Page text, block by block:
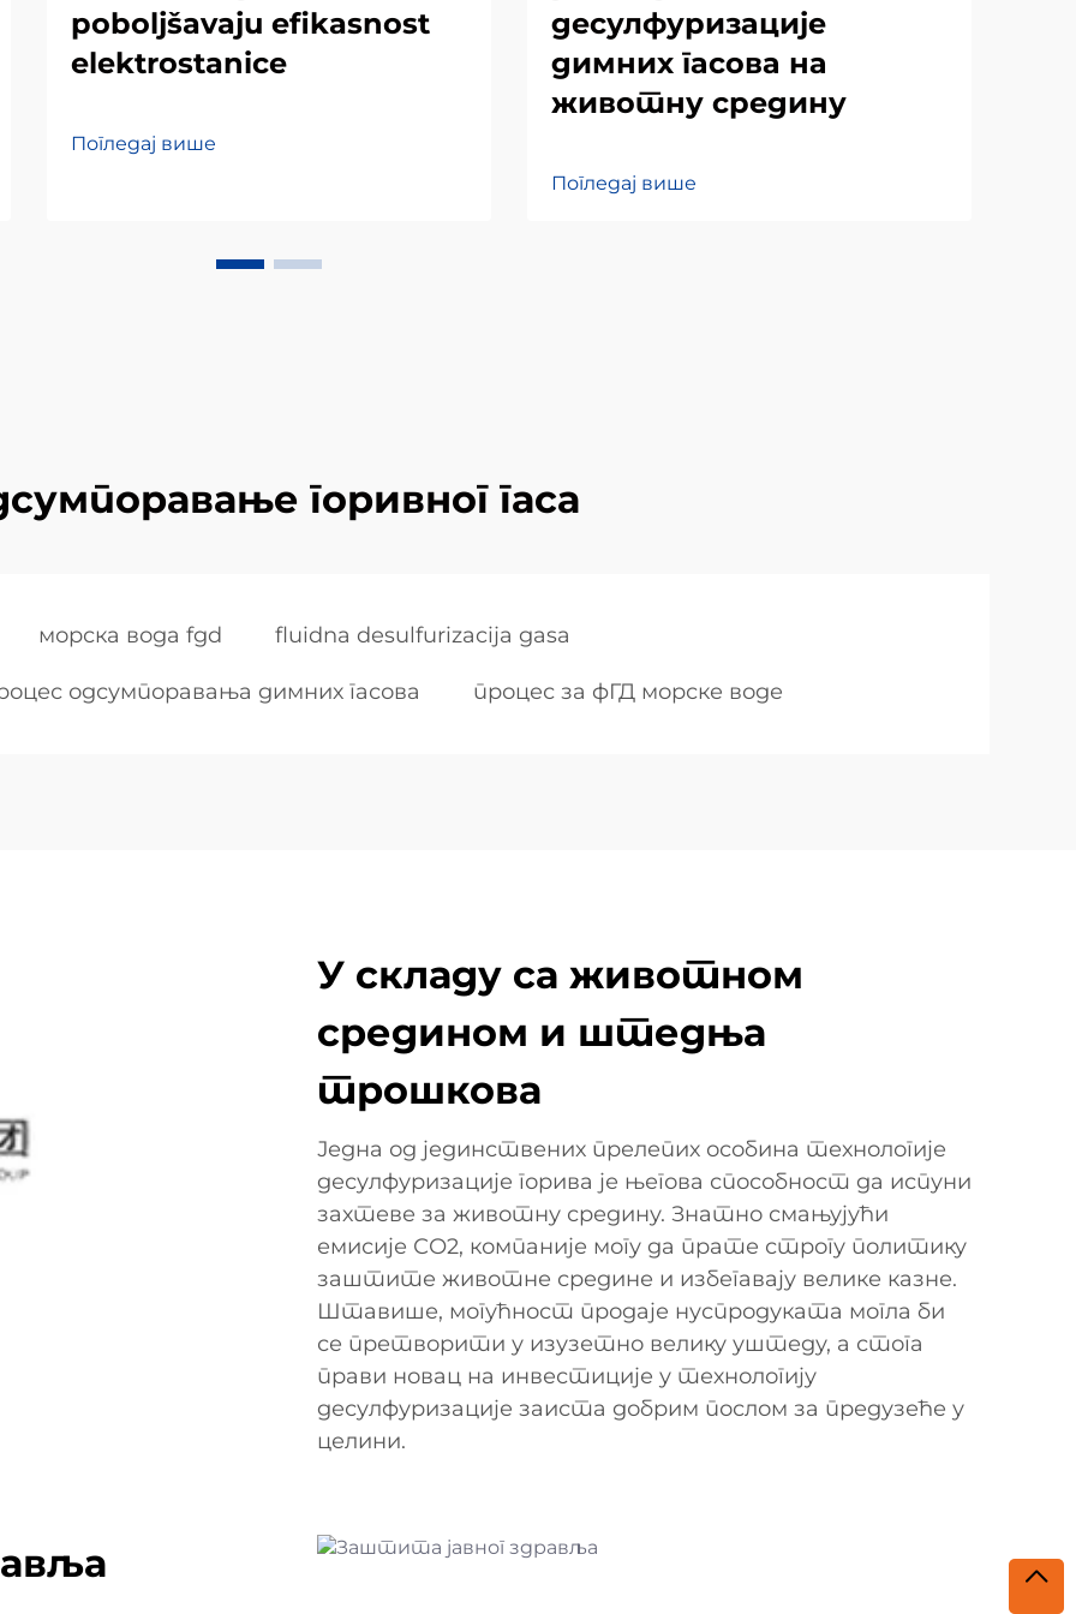
poboljšavaju efikasnost
elektrostanice
Погледај више
десулфуризације
димних гасова на
животну средину
Погледај више
горивног гаса
морска вода fgd fluidna desulfurizacija gasa
одсумпоравања димних гасова процес за фГД морске воде
У складу са животном
средином и штедња
трошкова
Једна од јединствених прелепих особина технологије
десулфуризације горива је његова способност да испуни
захтеве за животну средину. Знатно смањујући
емисије СО2, компаније могу да прате строгу политику
заштите животне средине и избегавају велике казне.
Штавише, могућност продаје нуспродуката могла би
се претворити у изузетно велику уштеду, а стога
прави новац на инвестиције у технологију
десулфуризације заиста добрим послом за предузеће у
целини.